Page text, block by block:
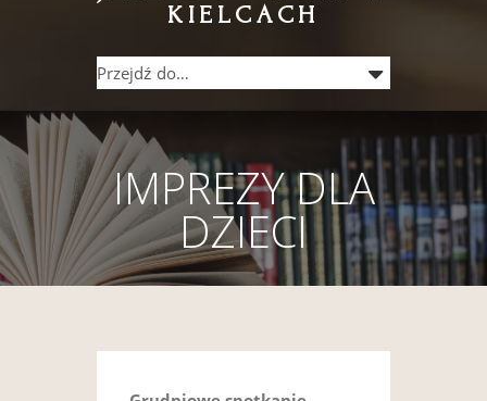
KIELCACH
IMPREZY DLA
DZIECI